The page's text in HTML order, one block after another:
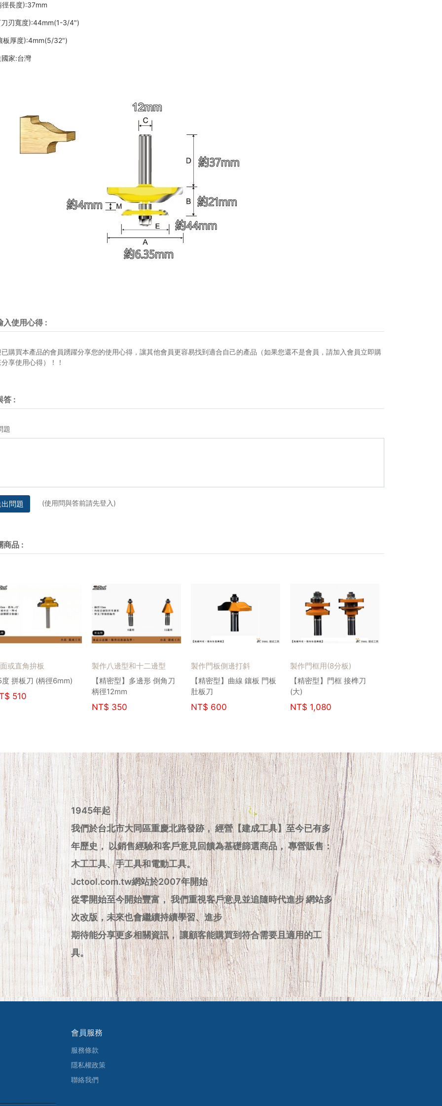
徑長度):37mm
刀刃寬度):44mm(1-3/4")
板厚度):4mm(5/32")
家:台灣
入使用心得 :
購買本產品的會員踴躍分享您的使用心得，讓其他會員更容易找到適合自己的產品（如果您還不是會員，請加入會員立即購
享使用心得）！！
答 :
題
問題 (使用問與答前請先登入)
商品 :
或直角拚板
拼板刀 (柄徑6mm)
510
製作八邊型和十二邊型
【精密型】多邊形 倒角刀
柄徑12mm
NT$ 350
製作門板側邊打斜
【精密型】曲線 鑲板 門板
肚板刀
NT$ 600
製作門框用(8分板)
【精密型】門框 接榫刀
(大)
NT$ 1,080
1945年起
我們於台北市大同區重慶北路發跡， 經營【建成工具】至今已有多
年歷史， 以銷售經驗和客戶意見回饋為基礎篩選商品， 專營販售：
木工工具、手工具和電動工具。
Jctool.com.tw網站於2007年開始
從零開始至今開始豐富， 我們重視客戶意見並追隨時代進步 網站多
次改版，未來也會繼續持續學習、進步
期待能分享更多相關資訊， 讓顧客能購買到符合需要且適用的工
具。
會員服務
服務條款
隱私權政策
聯絡我們